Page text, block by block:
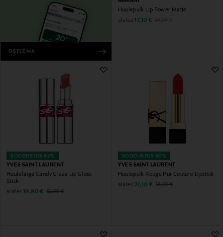
OSTLEMA
Huulepulk Lip Power Matte
alates Discounted Price
17,10 € Original Price
43,00 €
SOODUSTUS 62%
YVES SAINT LAURENT
Huuleläige Candy Glaze Lip Gloss
Stick
alates Discounted Price
19,90 € Original Price
52,00 €
SOODUSTUS 60%
YVES SAINT LAURENT
Huulepulk Rouge Pur Couture Lipstick
alates Discounted Price
21,10 € Original Price
53,00 €